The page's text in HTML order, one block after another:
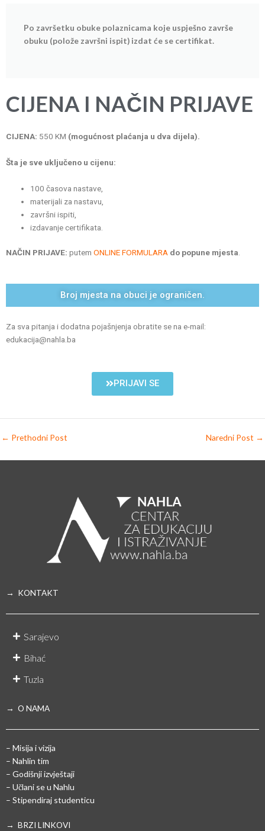
Po završetku obuke polaznicama koje uspješno završe
obuku (polože završni ispit) izdat će se certifikat.
CIJENA I NAČIN PRIJAVE
CIJENA: 550 KM (mogućnost plaćanja u dva dijela).
Šta je sve uključeno u cijenu:
100 časova nastave,
materijali za nastavu,
završni ispiti,
izdavanje certifikata.
NAČIN PRIJAVE: putem ONLINE FORMULARA do popune mjesta.
Broj mjesta na obuci je ograničen.
Za sva pitanja i dodatna pojašnjenja obratite se na e-mail:
edukacija@nahla.ba
PRIJAVI SE
← Prethodni Post Naredni Post →
→ KONTAKT
Sarajevo
Bihać
Tuzla
→ O NAMA
– Misija i vizija
– Nahlin tim
– Godišnji izvještaji
– Učlani se u Nahlu
– Stipendiraj studenticu
→ BRZI LINKOVI